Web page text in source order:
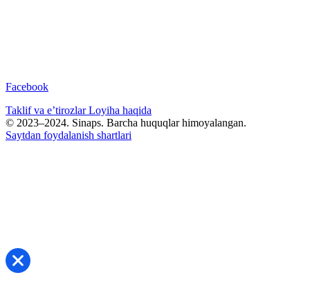
Facebook
Taklif va e’tirozlarLoyiha haqida
© 2023–2024. Sinaps. Barcha huquqlar himoyalangan.
Saytdan foydalanish shartlari